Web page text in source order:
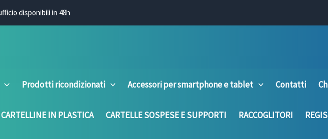
disponibili in 48h
Prodotti ricondizionati Accessori per smartphone e tablet Contatti
CARTELLINE IN PLASTICA CARTELLE SOSPESE E SUPPORTI RACCOGLITORI